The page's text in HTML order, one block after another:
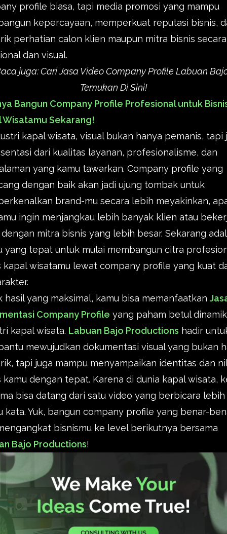
profile biasa, tapi media promosi yang mampu
kepercayaan, memperkuat reputasi bisnis,
perhatian calon klien maupun mitra bisnis secara
dan visual.
juga:Cari Jasa Video Company Profile Labuan
Temukan Di Sini!
Bangun Company Profile Profesional untuk
Wisatamu Sekarang!
kapal wisata, visual bukan hanya pemanis, tapi
dari kualitas layanan, profesionalisme, dan
yang kamu tawarkan. Company profile yang
dengan baik akan jadi ujung tombak untuk
brand-mu secara lebih meyakinkan,
ingin menjangkau lebih banyak klien atau
dengan mitra bisnis yang lebih besar. Sekarang
yang tepat untuk mulai membangun citra
kapal wisatamu lewat company profile yang kuat
hasil yang maksimal, kamu bisa memanfaatkan
Company Profile yang paham betul
kapal wisata. Labuan Bajo Productions hadir
mewujudkan dokumentasi visual yang bukan
tapi juga mampu menyampaikan identitas dan
kamu dengan tepat. Karena di dunia kapal wisata,
bisa datang dari satu video yang berbicara lebih
kata. Yuk, bangun company profile yang benar-
bisnismu ke level berikutnya bersama
Bajo Productions!